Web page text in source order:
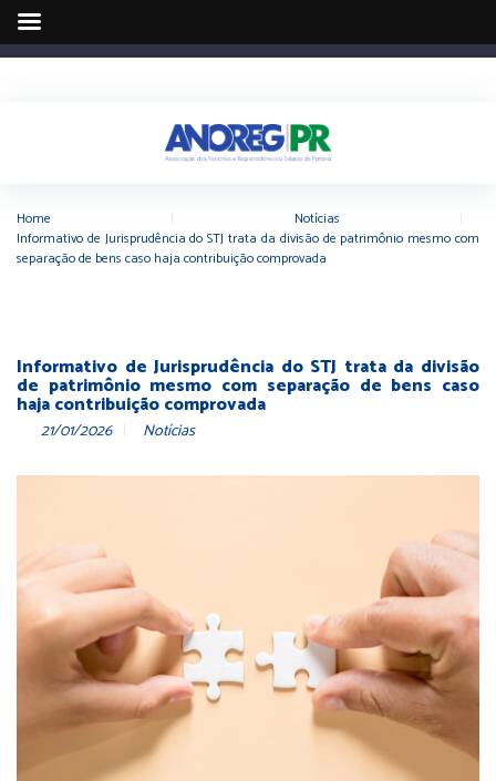
Home Notícias
Informativo de Jurisprudência do STJ trata da divisão de patrimônio mesmo com
separação de bens caso haja contribuição comprovada
Informativo de Jurisprudência do STJ trata da divisão
de patrimônio mesmo com separação de bens caso
haja contribuição comprovada
21/01/2026 Notícias